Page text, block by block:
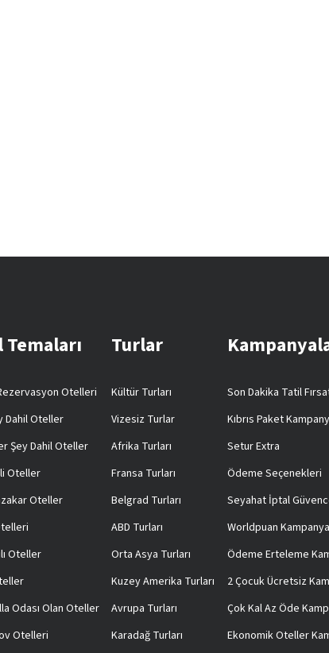
Otelleri
Dahil Oteller
Şey Dahil Oteller
Oteller
Oteller
Oteller
Odası Olan Oteller
Otelleri
Turlar
Kültür Turları
Vizesiz Turlar
Afrika Turları
Fransa Turları
Belgrad Turları
ABD Turları
Orta Asya Turları
Kuzey Amerika Turları
Avrupa Turları
Karadağ Turları
Son Dakika Tatil
Kıbrıs Paket
Setur Extra
Ödeme Seçenekleri
Seyahat İptal
Worldpuan
Ödeme Erteleme
2 Çocuk Ücretsiz
Çok Kal Az Öde
Ekonomik Oteller